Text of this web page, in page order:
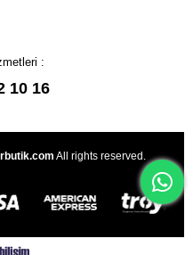
:
10 16
All rights reserved.